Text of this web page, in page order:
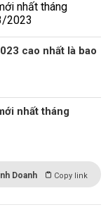
cao nhất là bao
nhất tháng
Doanh Copy link